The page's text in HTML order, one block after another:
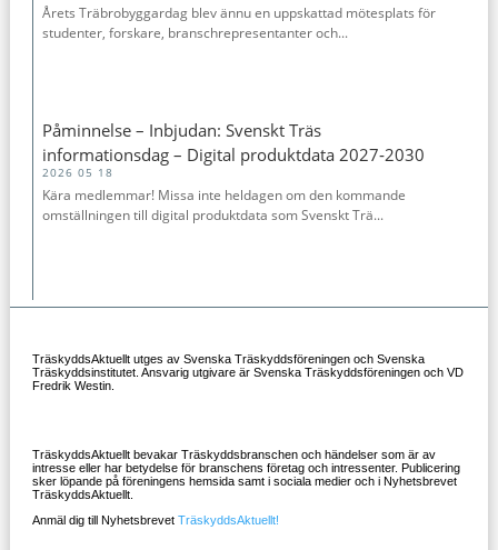
Årets Träbrobyggardag blev ännu en uppskattad mötesplats för
studenter, forskare, branschrepresentanter och...
Påminnelse – Inbjudan: Svenskt Träs
informationsdag – Digital produktdata 2027‑2030
2026 05 18
Kära medlemmar! Missa inte heldagen om den kommande
omställningen till digital produktdata som Svenskt Trä...
TräskyddsAktuellt utges av Svenska Träskyddsföreningen och Svenska
Träskyddsinstitutet. Ansvarig utgivare är Svenska Träskyddsföreningen och VD
Fredrik Westin.
TräskyddsAktuellt bevakar Träskyddsbranschen och händelser som är av
intresse eller har betydelse för branschens företag och intressenter. Publicering
sker löpande på föreningens hemsida samt i sociala medier och i Nyhetsbrevet
TräskyddsAktuellt.
Anmäl dig till Nyhetsbrevet TräskyddsAktuellt!